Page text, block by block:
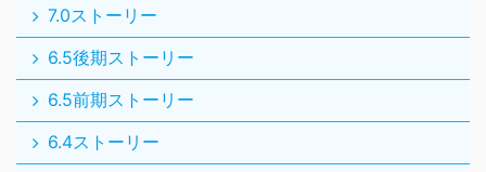
7.0ストーリー
6.5後期ストーリー
6.5前期ストーリー
6.4ストーリー